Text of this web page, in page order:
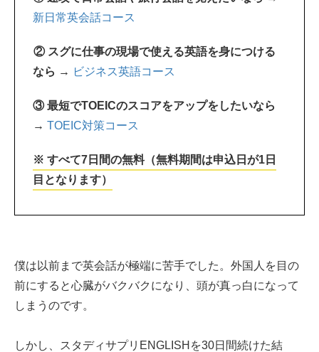
新日常英会話コース
② スグに仕事の現場で使える英語を身につける
なら → ビジネス英語コース
③ 最短でTOEICのスコアをアップをしたいなら
→ TOEIC対策コース
※ すべて7日間の無料（無料期間は申込日が1日
目となります）
僕は以前まで英会話が極端に苦手でした。外国人を目の
前にすると心臓がバクバクになり、頭が真っ白になって
しまうのです。
しかし、スタディサプリENGLISHを30日間続けた結